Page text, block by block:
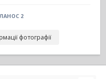
2
фотографії